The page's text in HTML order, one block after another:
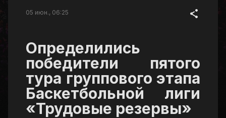
05 июн., 06:25
Определились
победители пятого
тура группового этапа
Баскетбольной лиги
«Трудовые резервы»